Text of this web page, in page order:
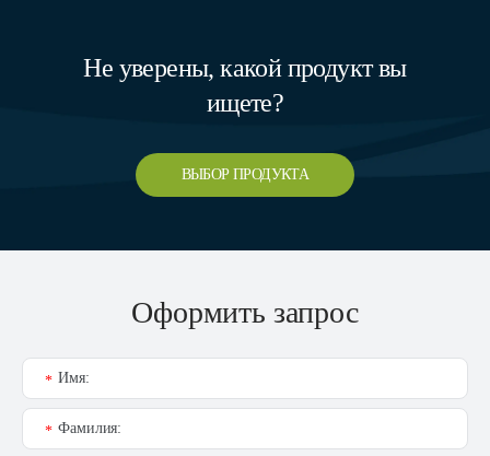
Не уверены, какой продукт вы
ищете?
ВЫБОР ПРОДУКТА
Оформить запрос
Имя:
*
Фамилия:
*